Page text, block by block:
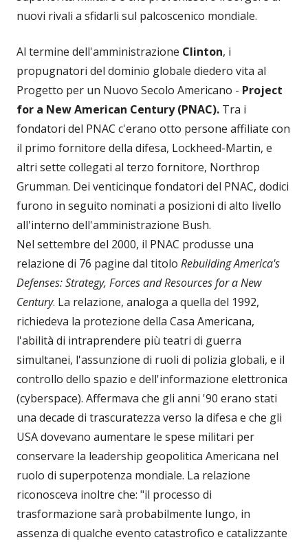
nuovi rivali a sfidarli sul palcoscenico mondiale.
Al termine dell'amministrazione Clinton, i
propugnatori del dominio globale diedero vita al
Progetto per un Nuovo Secolo Americano - Project
for a New American Century (PNAC). Tra i
fondatori del PNAC c'erano otto persone affiliate con
il primo fornitore della difesa, Lockheed-Martin, e
altri sette collegati al terzo fornitore, Northrop
Grumman. Dei venticinque fondatori del PNAC, dodici
furono in seguito nominati a posizioni di alto livello
all'interno dell'amministrazione Bush.
Nel settembre del 2000, il PNAC produsse una
relazione di 76 pagine dal titolo Rebuilding America's
Defenses: Strategy, Forces and Resources for a New
Century. La relazione, analoga a quella del 1992,
richiedeva la protezione della Casa Americana,
l'abilità di intraprendere più teatri di guerra
simultanei, l'assunzione di ruoli di polizia globali, e il
controllo dello spazio e dell'informazione elettronica
(cyberspace). Affermava che gli anni '90 erano stati
una decade di trascuratezza verso la difesa e che gli
USA dovevano aumentare le spese militari per
conservare la leadership geopolitica Americana nel
ruolo di superpotenza mondiale. La relazione
riconosceva inoltre che: "il processo di
trasformazione sarà probabilmente lungo, in
assenza di qualche evento catastrofico e catalizzante